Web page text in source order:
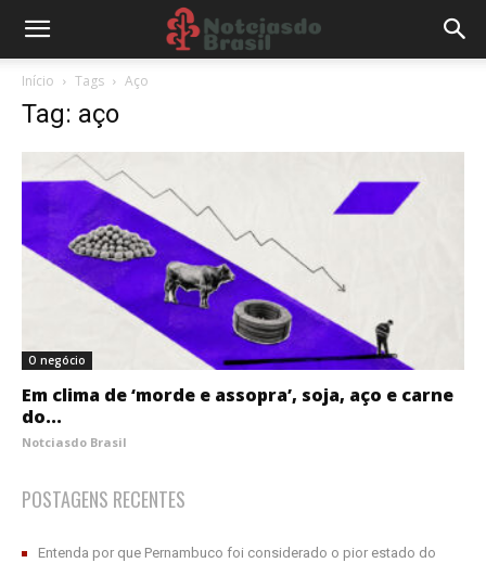
Início Tags Aço
Tag: aço
O negócio
Em clima de ‘morde e assopra’, soja, aço e carne
do...
Notciasdo Brasil
POSTAGENS RECENTES
Entenda por que Pernambuco foi considerado o pior estado do